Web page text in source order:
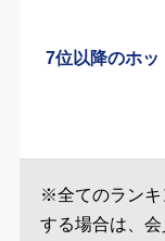
7位以降のホッ
※全てのランキ
する場合は、会